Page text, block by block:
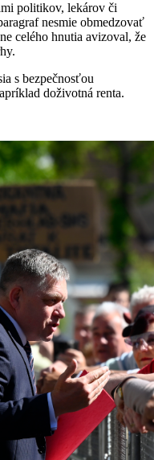
politikov, lekárov či
nesmie obmedzovať
celého hnutia avizoval, že
s bezpečnosťou
doživotná renta.